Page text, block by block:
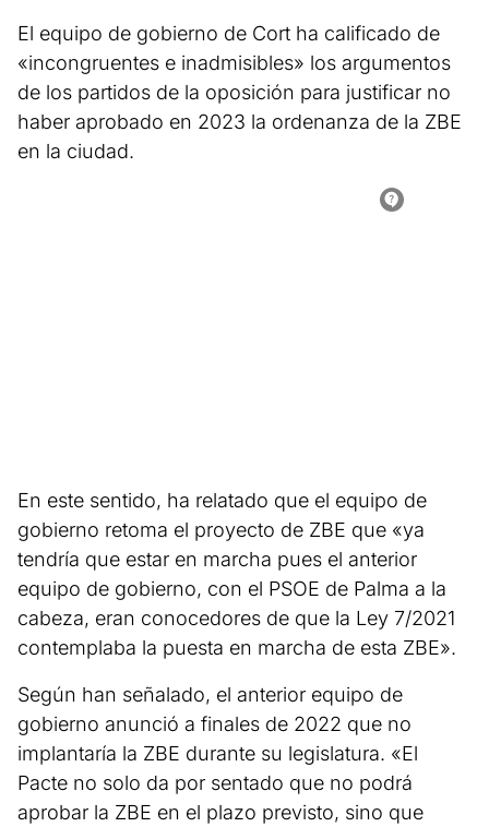
El equipo de gobierno de Cort ha calificado de
«incongruentes e inadmisibles» los argumentos
de los partidos de la oposición para justificar no
haber aprobado en 2023 la ordenanza de la ZBE
en la ciudad.
En este sentido, ha relatado que el equipo de
gobierno retoma el proyecto de ZBE que «ya
tendría que estar en marcha pues el anterior
equipo de gobierno, con el PSOE de Palma a la
cabeza, eran conocedores de que la Ley 7/2021
contemplaba la puesta en marcha de esta ZBE».
Según han señalado, el anterior equipo de
gobierno anunció a finales de 2022 que no
implantaría la ZBE durante su legislatura. «El
Pacte no solo da por sentado que no podrá
aprobar la ZBE en el plazo previsto, sino que